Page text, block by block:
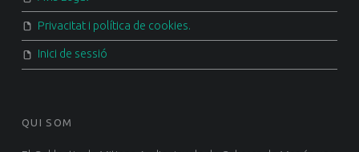
Privacitat i política de cookies.
Inici de sessió
QUI SOM